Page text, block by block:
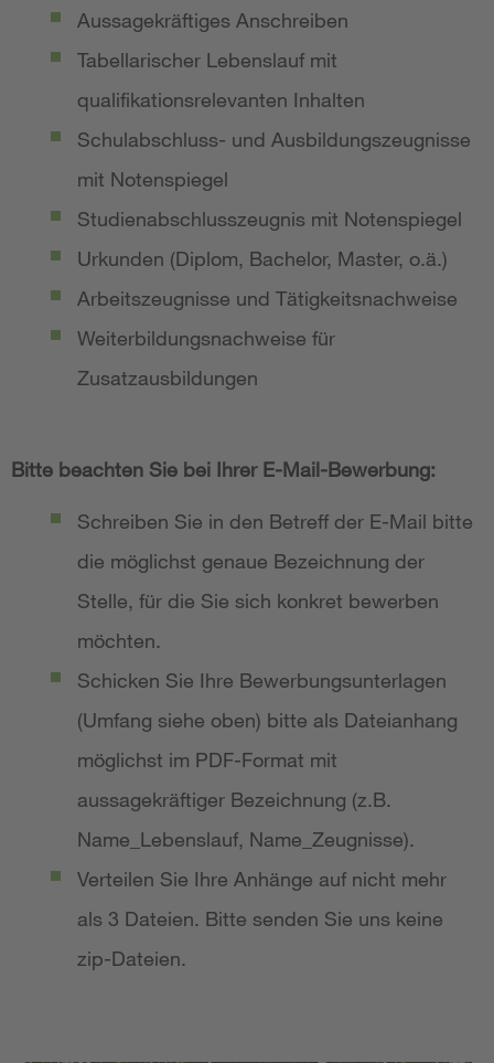
Aussagekräftiges Anschreiben
Tabellarischer Lebenslauf mit
qualifikationsrelevanten Inhalten
Schulabschluss- und Ausbildungszeugnisse
mit Notenspiegel
Studienabschlusszeugnis mit Notenspiegel
Urkunden (Diplom, Bachelor, Master, o.ä.)
Arbeitszeugnisse und Tätigkeitsnachweise
Weiterbildungsnachweise für
Zusatzausbildungen
Bitte beachten Sie bei Ihrer E-Mail-Bewerbung:
Schreiben Sie in den Betreff der E-Mail bitte
die möglichst genaue Bezeichnung der
Stelle, für die Sie sich konkret bewerben
möchten.
Schicken Sie Ihre Bewerbungsunterlagen
(Umfang siehe oben) bitte als Dateianhang
möglichst im PDF-Format mit
aussagekräftiger Bezeichnung (z.B.
Name_Lebenslauf, Name_Zeugnisse).
Verteilen Sie Ihre Anhänge auf nicht mehr
als 3 Dateien. Bitte senden Sie uns keine
zip-Dateien.